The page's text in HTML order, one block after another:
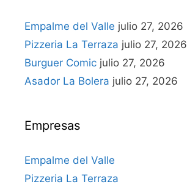
Empalme del Valle julio 27, 2026
Pizzeria La Terraza julio 27, 2026
Burguer Comic julio 27, 2026
Asador La Bolera julio 27, 2026
Empresas
Empalme del Valle
Pizzeria La Terraza